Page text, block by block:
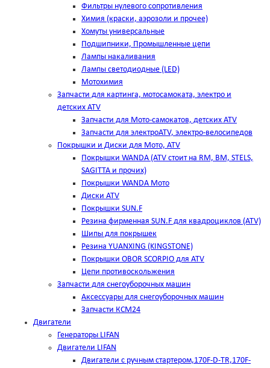
Фильтры нулевого сопротивления
Химия (краски, аэрозоли и прочее)
Хомуты универсальные
Подшипники, Промышленные цепи
Лампы накаливания
Лампы светодиодные (LED)
Мотохимия
Запчасти для картинга, мотосамоката, электро и
детских ATV
Запчасти для Мото-самокатов, детских ATV
Запчасти для электроATV, электро-велосипедов
Покрышки и Диски для Мото, ATV
Покрышки WANDA (АТV стоит на RM, BM, STELS,
SAGITTA и прочих)
Покрышки WANDA Мото
Диски ATV
Покрышки SUN.F
Резина фирменная SUN.F для квадроциклов (АТV)
Шипы для покрышек
Резина YUANXING (KINGSTONE)
Покрышки OBOR SCORPIO для ATV
Цепи противоскольжения
Запчасти для снегоуборочных машин
Аксессуары для снегоуборочных машин
Запчасти КСМ24
Двигатели
Генераторы LIFAN
Двигатели LIFAN
Двигатели с ручным стартером,170F-D-TR,170F-